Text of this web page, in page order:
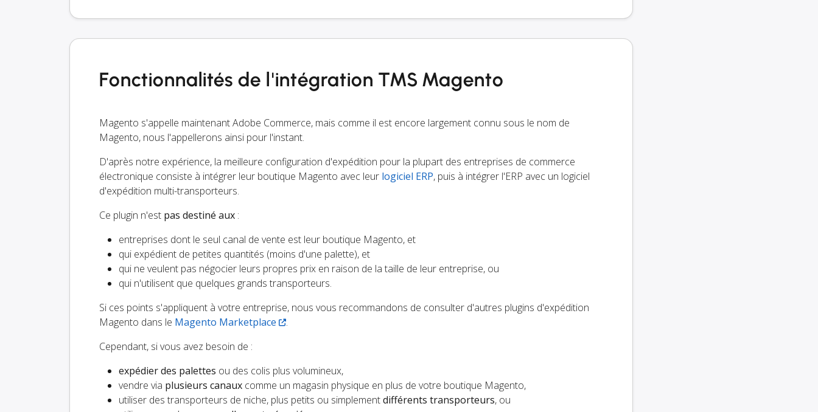
Fonctionnalités de l'intégration TMS Magento
Magento s'appelle maintenant Adobe Commerce, mais comme il est encore largement connu sous le nom de
Magento, nous l'appellerons ainsi pour l'instant.
D'après notre expérience, la meilleure configuration d'expédition pour la plupart des entreprises de commerce
électronique consiste à intégrer leur boutique Magento avec leur logiciel ERP, puis à intégrer l'ERP avec un logiciel
d'expédition multi-transporteurs.
Ce plugin n'est pas destiné aux :
entreprises dont le seul canal de vente est leur boutique Magento, et
qui expédient de petites quantités (moins d'une palette), et
qui ne veulent pas négocier leurs propres prix en raison de la taille de leur entreprise, ou
qui n'utilisent que quelques grands transporteurs.
Si ces points s'appliquent à votre entreprise, nous vous recommandons de consulter d'autres plugins d'expédition
Magento dans le Magento Marketplace
.
Cependant, si vous avez besoin de :
expédier des palettes ou des colis plus volumineux,
vendre via plusieurs canaux comme un magasin physique en plus de votre boutique Magento,
utiliser des transporteurs de niche, plus petits ou simplementdifférents transporteurs, ou